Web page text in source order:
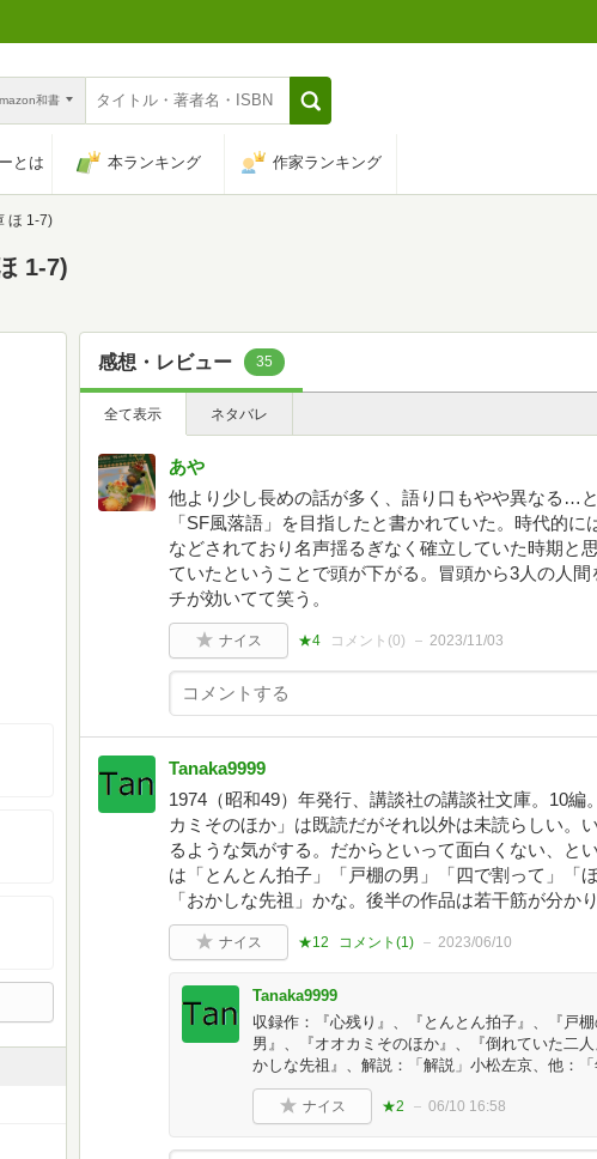
和書
とは 本ランキング 作家ランキング
ほ 1-7)
1-7)
感想・レビュー 35
全て表示 ネタバレ
あや
他より少し長めの話が多く、語り口もやや異なる…
「SF風落語」を目指したと書かれていた。時代的
などされており名声揺るぎなく確立していた時期と
ていたということで頭が下がる。冒頭から3人の人
チが効いてて笑う。
ナイス ★4 コメント(0) 2023/11/03
Tanaka9999
1974（昭和49）年発行、講談社の講談社文庫。10
カミそのほか」は既読だがそれ以外は未読らしい。
るような気がする。だからといって面白くない、と
は「とんとん拍子」「戸棚の男」「四で割って」「
「おかしな先祖」かな。後半の作品は若干筋が分か
ナイス ★12 コメント(1) 2023/06/10
Tanaka9999
収録作：『心残り』、『とんとん拍子』、『戸
男』、『オオカミそのほか』、『倒れていた二
かしな先祖』、解説：「解説」小松左京、他：「
ナイス ★2 06/10 16:58